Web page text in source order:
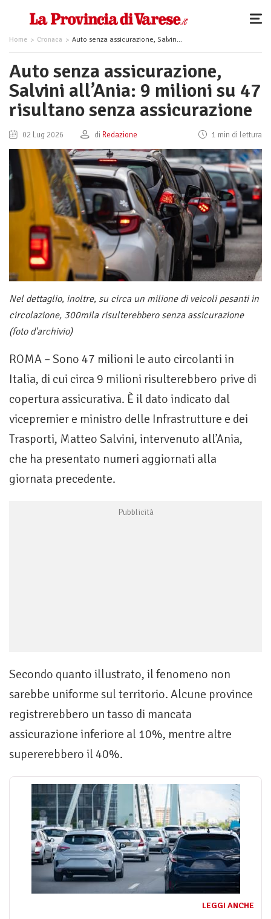
Home Cronaca Auto senza assicurazione, Salvini all’Ania: 9 milioni su 47 risultano senza assicurazione
Auto senza assicurazione,
Salvini all’Ania: 9 milioni su 47
risultano senza assicurazione
02 Lug 2026 di Redazione 1 min di lettura
Nel dettaglio, inoltre, su circa un milione di veicoli pesanti in
circolazione, 300mila risulterebbero senza assicurazione
(foto d'archivio)
ROMA – Sono 47 milioni le auto circolanti in
Italia, di cui circa 9 milioni risulterebbero prive di
copertura assicurativa. È il dato indicato dal
vicepremier e ministro delle Infrastrutture e dei
Trasporti, Matteo Salvini, intervenuto all’Ania,
che ha presentato numeri aggiornati alla
giornata precedente.
Secondo quanto illustrato, il fenomeno non
sarebbe uniforme sul territorio. Alcune province
registrerebbero un tasso di mancata
assicurazione inferiore al 10%, mentre altre
supererebbero il 40%.
LEGGI ANCHE